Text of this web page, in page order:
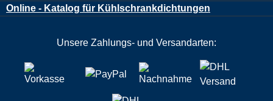
Online - Katalog für Kühlschrankdichtungen
Unsere Zahlungs- und Versandarten: